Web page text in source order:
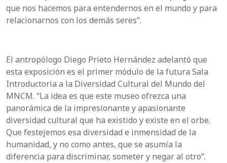
que nos hacemos para entendernos en el mundo y para
relacionarnos con los demás seres”.
El antropólogo Diego Prieto Hernández adelantó que
esta exposición es el primer módulo de la futura Sala
Introductoria a la Diversidad Cultural del Mundo del
MNCM. “La idea es que este museo ofrezca una
panorámica de la impresionante y apasionante
diversidad cultural que ha existido y existe en el orbe.
Que festejemos esa diversidad e inmensidad de la
humanidad, y no como antes, que se asumía la
diferencia para discriminar, someter y negar al otro”.